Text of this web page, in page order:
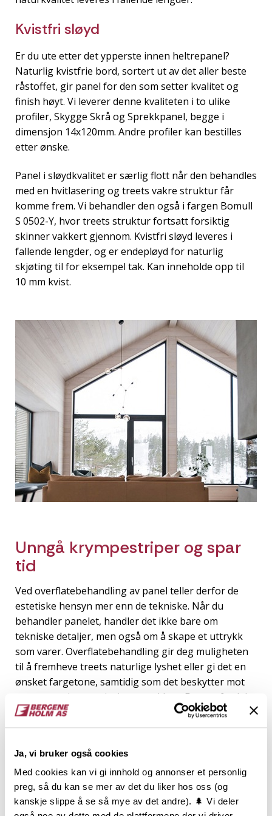
Ja, vi bruker også cookies
Med cookies kan vi gi innhold og annonser et personlig
preg, så du kan se mer av det du liker hos oss (og
kanskje slippe å se så mye av det andre). 🌲 Vi deler
Kvistfri sløyd
Er du ute etter det ypperste innen heltrepanel?
Naturlig kvistfrie bord, sortert ut av det aller beste
råstoffet, gir panel for den som setter kvalitet og
finish høyt. Vi leverer denne kvaliteten i to ulike
profiler, Skygge Skrå og Sprekkpanel, begge i
dimensjon 14x120mm. Andre profiler kan bestilles
etter ønske.
Panel i sløydkvalitet er særlig flott når den behandles
med en hvitlasering og treets vakre struktur får
komme frem. Vi behandler den også i fargen Bomull
S 0502-Y, hvor treets struktur fortsatt forsiktig
skinner vakkert gjennom. Kvistfri sløyd leveres i
fallende lengder, og er endepløyd for naturlig
skjøting til for eksempel tak. Kan inneholde opp til
10 mm kvist.
Unngå krympestriper og spar
tid
Ved overflatebehandling av panel teller derfor de
estetiske hensyn mer enn de tekniske. Når du
behandler panelet, handler det ikke bare om
tekniske detaljer, men også om å skape et uttrykk
som varer. Overflatebehandling gir deg muligheten
til å fremheve treets naturlige lyshet eller gi det en
ønsket fargetone, samtidig som det beskytter mot
smuss og gjør rengjøringen enklere. En stor fordel
med industriell påføring av overflatebehandling er at
du slipper å bekymre deg for krympestriper – noe
panelets bruksområde.